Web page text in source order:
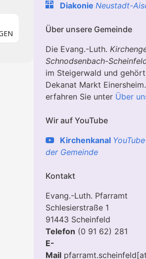
Diakonie Neustadt-
Über unsere Gemeinde
Die Evang.-Luth.
Schnodsenbach-
im Steigerwald und
Dekanat Markt
erfahren Sie unter Über
Wir auf YouTube
Kirchenkanal
der Gemeinde
Kontakt
Evang.-Luth. Pfarramt
Schlesierstraße 1
91443 Scheinfeld
Telefon (0 91 62) 281
E-
Mail